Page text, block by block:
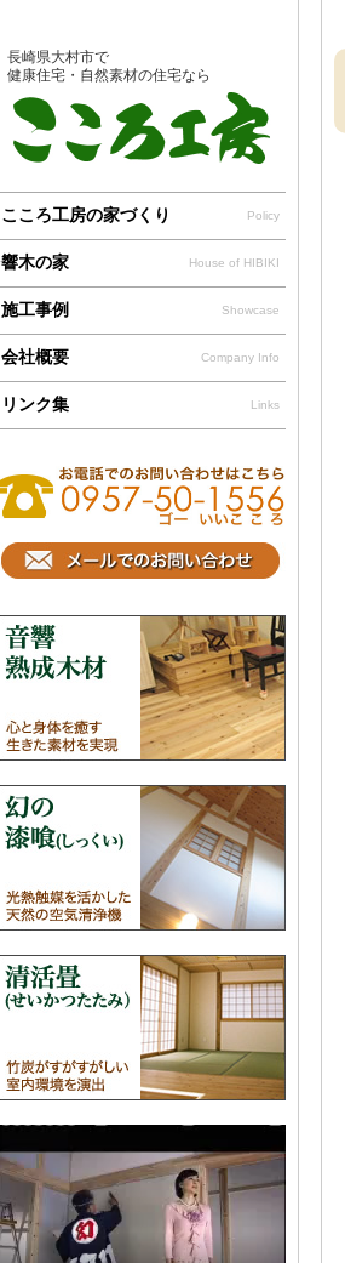
長崎県大村市で
健康住宅・自然素材の住宅なら
こころ工房の家づくり Policy
響木の家 House of HIBIKI
施工事例 Showcase
会社概要 Company Info
リンク集 Links